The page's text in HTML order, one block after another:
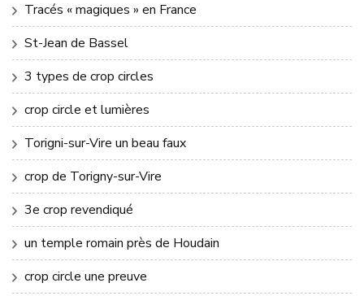
Tracés « magiques » en France
St-Jean de Bassel
3 types de crop circles
crop circle et lumières
Torigni-sur-Vire un beau faux
crop de Torigny-sur-Vire
3e crop revendiqué
un temple romain près de Houdain
crop circle une preuve